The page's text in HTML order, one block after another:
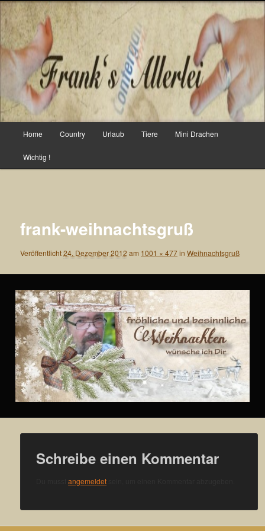
Zum
primären
Inhalt
springenFrank`s Allerlei
Home Country Urlaub Tiere Mini Drachen
Wichtig !
frank-weihnachtsgruß
Veröffentlicht24. Dezember 2012 am 1001 × 477inWeihnachtsgruß
Schreibe einen Kommentar
Du musstangemeldet